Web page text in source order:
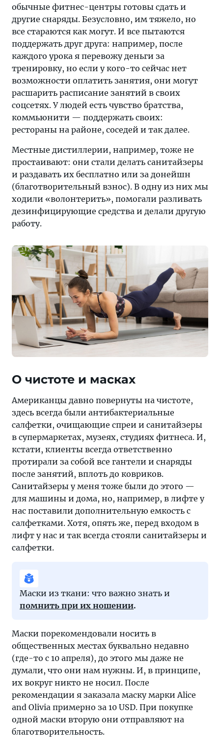
обычные фитнес-центры готовы сдать и
другие снаряды. Безусловно, им тяжело, но
все стараются как могут. И все пытаются
поддержать друг друга: например, после
каждого урока я перевожу деньги за
тренировку, но если у кого-то сейчас нет
возможности оплатить занятия, они могут
расшарить расписание занятий в своих
соцсетях. У людей есть чувство братства,
коммьюнити — поддержать своих:
рестораны на районе, соседей и так далее.
Местные дистиллерии, например, тоже не
простаивают: они стали делать санитайзеры
и раздавать их бесплатно или за донейшн
(благотворительный взнос). В одну из них мы
ходили «волонтерить», помогали разливать
дезинфицирующие средства и делали другую
работу.
О чистоте и масках
Американцы давно повернуты на чистоте,
здесь всегда были антибактериальные
салфетки, очищающие спреи и санитайзеры
в супермаркетах, музеях, студиях фитнеса. И,
кстати, клиенты всегда ответственно
протирали за собой все гантели и снаряды
после занятий, вплоть до ковриков.
Санитайзеры у меня тоже были до этого —
для машины и дома, но, например, в лифте у
нас поставили дополнительную емкость с
салфетками. Хотя, опять же, перед входом в
лифт у нас и так всегда стояли санитайзеры и
салфетки.
Маски из ткани: что важно знать и
помнить при их ношении.
Маски порекомендовали носить в
общественных местах буквально недавно
(где-то с 10 апреля), до этого мы даже не
думали, что они нам нужны. И, в принципе,
их вокруг никто не носил. После
рекомендации я заказала маску марки Alice
and Olivia примерно за 10 USD. При покупке
одной маски вторую они отправляют на
благотворительность.